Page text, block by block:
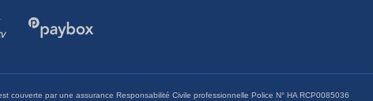
couverte par une assurance Responsabilité Civile professionnelle Police N° HA RCP0085036